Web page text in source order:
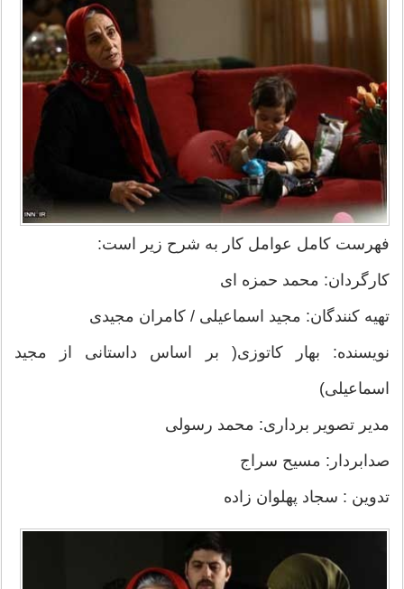
فهرست کامل عوامل کار به شرح زیر است:
کارگردان: محمد حمزه ای
تهیه کنندگان: مجید اسماعیلی / کامران مجیدی
نویسنده: بهار کاتوزی( بر اساس داستانی از مجید
اسماعیلی)
مدیر تصویر برداری: محمد رسولی
صدابردار: مسیح سراج
تدوین : سجاد پهلوان زاده